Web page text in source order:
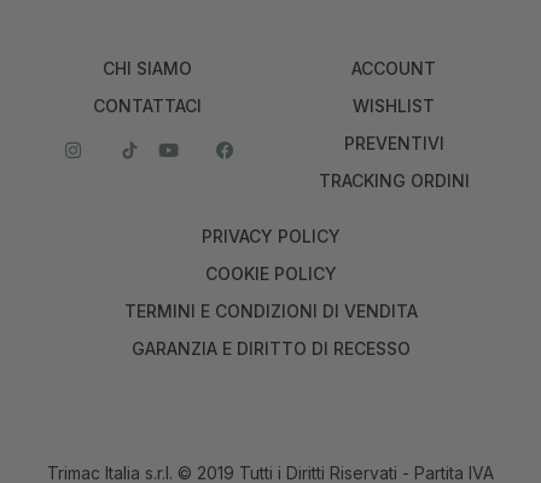
CHI SIAMO
CONTATTACI
ACCOUNT
WISHLIST
PREVENTIVI
TRACKING ORDINI
PRIVACY POLICY
COOKIE POLICY
TERMINI E CONDIZIONI DI VENDITA
GARANZIA E DIRITTO DI RECESSO
Trimac Italia s.r.l. © 2019 Tutti i Diritti Riservati - Partita IVA